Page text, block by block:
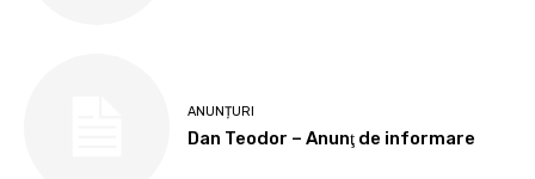
ANUNȚURI
Dan Teodor – Anunţ de informare